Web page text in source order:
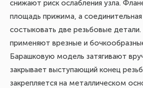
снижают риск ослабления узла.
площадь прижима, а
состыковать две резьбовые
применяют врезные и
Барашковую модель затягивают
закрывает выступающий конец
закрепляется на металлическом